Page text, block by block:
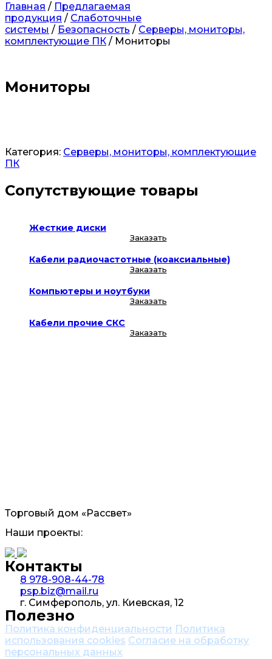
Главная / Предлагаемая
продукция / Слаботочные
системы / Безопасность / Серверы, мониторы,
комплектующие ПК / Мониторы
Мониторы
Категория: Серверы, мониторы, комплектующие
ПК
Сопутствующие товары
Жесткие диски
Заказать
Кабели радиочастотные (коаксиальные)
Заказать
Компьютеры и ноутбуки
Заказать
Кабели прочие СКС
Заказать
Торговый дом «Рассвет»
Наши проекты:
Контакты
8 978-908-44-78
psp.biz@mail.ru
г. Симферополь, ул. Киевская, 12
Полезно
Политика конфиденциальности Политика
использования cookies Согласие на обработку
персональных данных